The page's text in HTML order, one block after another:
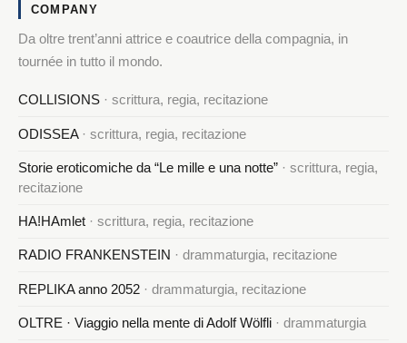
COMPANY
Da oltre trent’anni attrice e coautrice della compagnia, in
tournée in tutto il mondo.
COLLISIONS · scrittura, regia, recitazione
ODISSEA · scrittura, regia, recitazione
Storie eroticomiche da “Le mille e una notte” · scrittura, regia,
recitazione
HA!HAmlet · scrittura, regia, recitazione
RADIO FRANKENSTEIN · drammaturgia, recitazione
REPLIKA anno 2052 · drammaturgia, recitazione
OLTRE · Viaggio nella mente di Adolf Wölfli · drammaturgia